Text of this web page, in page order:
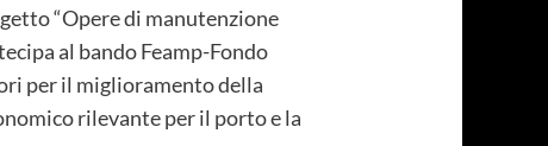
“Opere di manutenzione
al bando Feamp-Fondo
per il miglioramento della
rilevante per il porto e la